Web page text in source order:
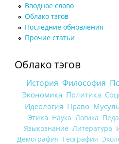
Вводное слово
Облако тэгов
Последние обновления
Прочие статьи
Облако тэгов
История Философия
Экономика Политика
Идеология Право
Этика Наука Логика
Языкознание Литература
Демография География